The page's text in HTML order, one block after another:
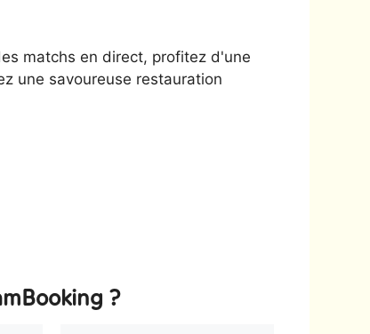
matchs en direct, profitez d'une
une savoureuse restauration
?